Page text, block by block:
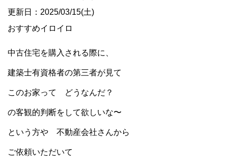
更新日：2025/03/15(土)
おすすめイロイロ
中古住宅を購入される際に、
建築士有資格者の第三者が見て
このお家って どうなんだ？
の客観的判断をして欲しいな〜
という方や 不動産会社さんから
ご依頼いただいて